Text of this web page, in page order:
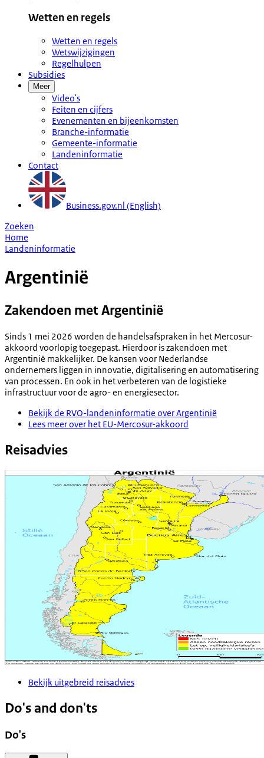
Wetten en regels
Wetten en regels
Wetswijzigingen
Regelhulpen
Subsidies
Meer
Video's
Feiten en cijfers
Evenementen en bijeenkomsten
Branche-informatie
Gemeente-informatie
Landeninformatie
Contact
Business.gov.nl (English)
Zoeken
Home
Landeninformatie
Argentinië
Zakendoen met Argentinië
Sinds 1 mei 2026 worden de handelsafspraken in het Mercosur-
akkoord voorlopig toegepast. Hierdoor is zakendoen met
Argentinië makkelijker. De kansen voor Nederlandse
ondernemers liggen in innovatie, digitalisering en automatisering
van processen. En ook in het verbeteren van de logistieke
infrastructuur voor de agro- en energiesector.
Bekijk de RVO-landeninformatie over Argentinië
Lees meer over het EU-Mercosur-akkoord
Reisadvies
Bekijk uitgebreid reisadvies
Do's and don'ts
Do's